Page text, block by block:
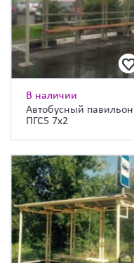
В наличии
Автобусный павильон
ПГС5 7х2